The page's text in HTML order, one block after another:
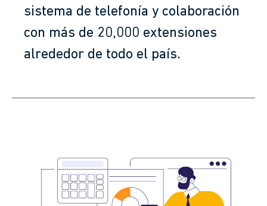
sistema de telefonía y colaboración
con más de 20,000 extensiones
alrededor de todo el país.